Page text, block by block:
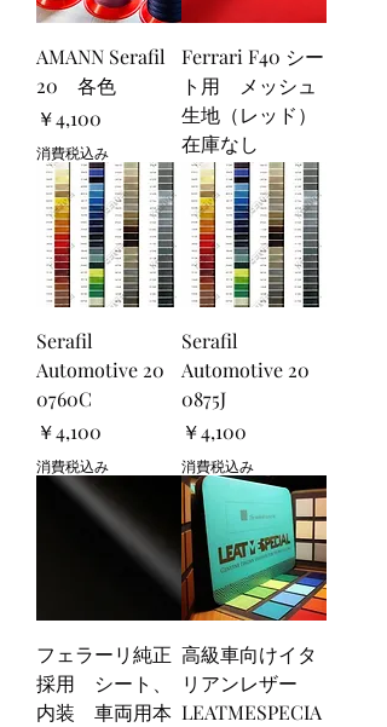
AMANN Serafil
20 各色
価格
￥4,100
消費税込み
Ferrari F40 シー
ト用 メッシュ
生地（レッド）
在庫なし
Serafil
Automotive 20
0760C
価格
￥4,100
消費税込み
Serafil
Automotive 20
0875J
価格
￥4,100
消費税込み
フェラーリ純正
採用 シート、
内装 車両用本
高級車向けイタ
リアンレザー
LEATMESPECIA